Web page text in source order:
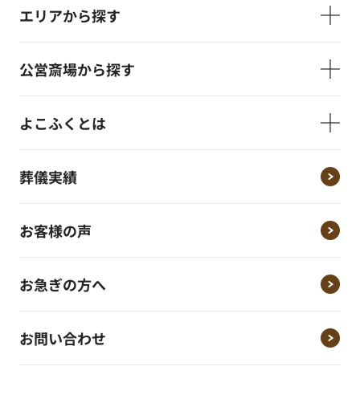
エリアから探す
公営斎場から探す
よこふくとは
葬儀実績
お客様の声
お急ぎの方へ
お問い合わせ